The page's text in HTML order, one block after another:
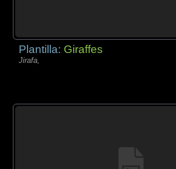
Plantilla: Giraffes
Jirafa,